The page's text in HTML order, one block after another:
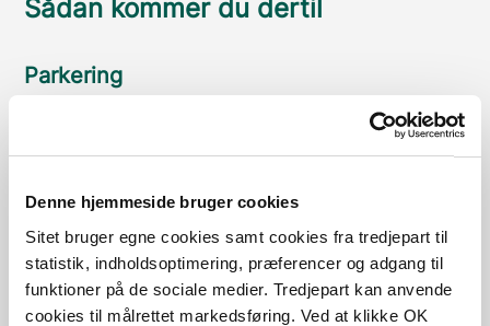
Denne hjemmeside bruger cookies
Sitet bruger egne cookies samt cookies fra tredjepart til
statistik, indholdsoptimering, præferencer og adgang til
funktioner på de sociale medier. Tredjepart kan anvende
cookies til målrettet markedsføring. Ved at klikke OK
Sådan kommer du dertil
Parkering
Parkeringsplads: Ørstedspavillonen
Læs mere